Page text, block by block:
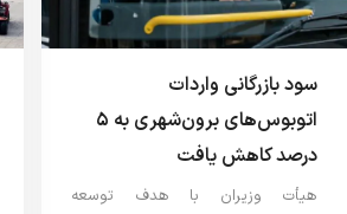
سود بازرگانی واردات
اتوبوس‌های برون‌شهری به ۵
درصد کاهش یافت
هیأت وزیران با هدف توسعه